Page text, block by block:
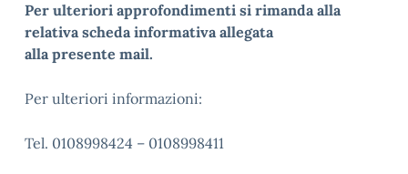
Per ulteriori approfondimenti si rimanda alla
relativa scheda informativa allegata
alla presente mail.
Per ulteriori informazioni:
Tel. 0108998424 – 0108998411